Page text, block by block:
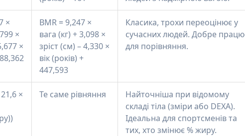
×
×
×
BMR = 9,247 ×
вага (кг) + 3,098 ×
зріст (см) – 4,330 ×
вік (років) +
447,593
Класика, трохи переоцінює у
сучасних людей. Добре
для порівняння.
×
Те саме рівняння
Найточніша при відомому
складі тіла (зміри або DEXA).
Ідеальна для спортсменів та
тих, хто змінює % жиру.